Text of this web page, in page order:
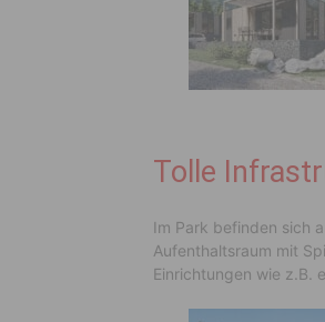
Tolle
Im Park befinden sich
Aufenthaltsraum mit
Einrichtungen wie z.B.